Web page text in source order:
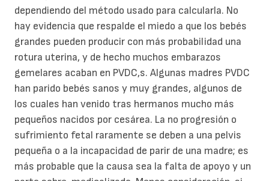
dependiendo del método usado para calcularla. No
hay evidencia que respalde el miedo a que los bebés
grandes pueden producir con más probabilidad una
rotura uterina, y de hecho muchos embarazos
gemelares acaban en PVDC,s. Algunas madres PVDC
han parido bebés sanos y muy grandes, algunos de
los cuales han venido tras hermanos mucho más
pequeños nacidos por cesárea. La no progresión o
sufrimiento fetal raramente se deben a una pelvis
pequeña o a la incapacidad de parir de una madre; es
más probable que la causa sea la falta de apoyo y un